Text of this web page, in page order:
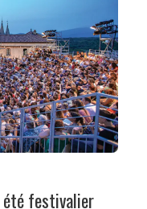
été festivalier